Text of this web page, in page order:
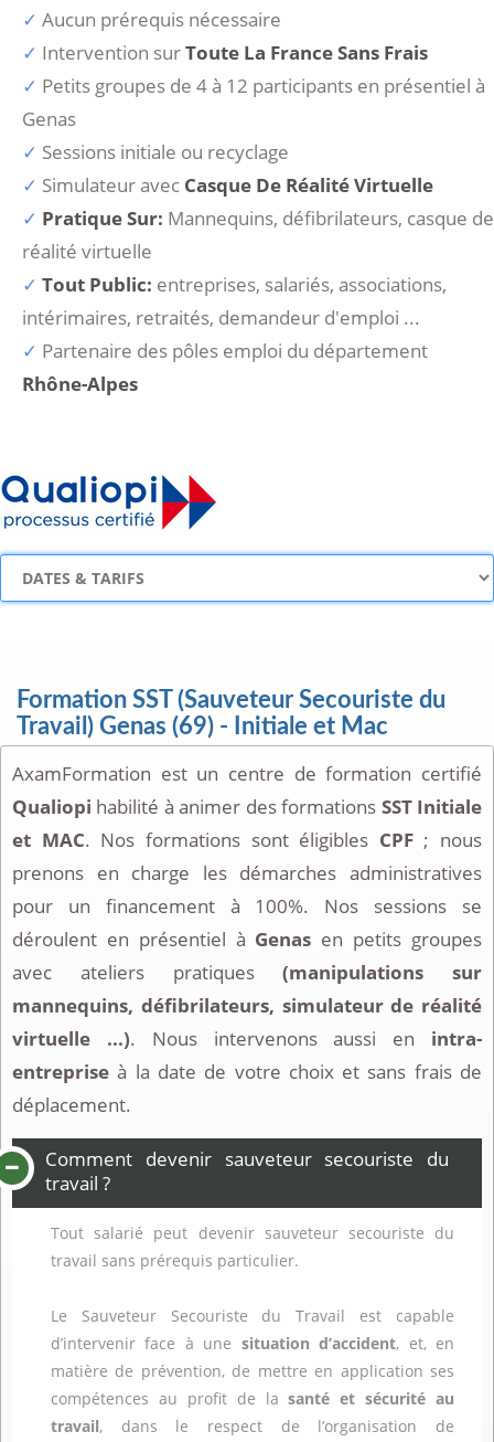
Aucun prérequis nécessaire
Intervention surToute La France Sans Frais
Petits groupes de 4 à 12 participants en présentiel à
Genas
Sessions initiale ou recyclage
Simulateur avec Casque De Réalité Virtuelle
Pratique Sur: Mannequins, défibrilateurs, casque de
réalité virtuelle
Tout Public: entreprises, salariés, associations,
intérimaires, retraités, demandeur d'emploi ...
Partenaire des pôles emploi du département
Rhône-Alpes
Formation SST (Sauveteur Secouriste du
Travail) Genas (69) - Initiale et Mac
AxamFormation est un centre de formation certifié
Qualiopi habilité à animer des formations SST Initiale
et MAC. Nos formations sont éligibles CPF; nous
prenons en charge les démarches administratives
pour un financement à 100%. Nos sessions se
déroulent en présentiel à Genas en petits groupes
avec ateliers pratiques(manipulations sur
mannequins, défibrilateurs, simulateur de réalité
virtuelle ...). Nous intervenons aussi en intra-
entreprise à la date de votre choix et sans frais de
déplacement.
Comment devenir sauveteur secouriste du
travail ?
Tout salarié peut devenir sauveteur secouriste du
travail sans prérequis particulier.
Le Sauveteur Secouriste du Travail est capable
d’intervenir face à une situation d’accident, et, en
matière de prévention, de mettre en application ses
compétences au profit de lasanté et sécurité au
travail, dans le respect de l’organisation de